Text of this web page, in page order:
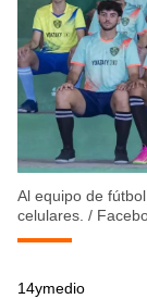
Al equipo de
celulares. /
14ymedio